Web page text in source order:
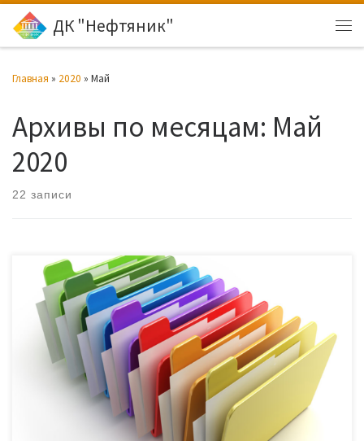
Перейти к содержимому
ДК "Нефтяник"
Главная » 2020 » Май
Архивы по месяцам: Май
2020
22 записи